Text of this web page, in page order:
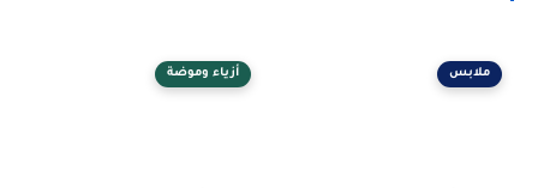
ملابس أزياء وموضة